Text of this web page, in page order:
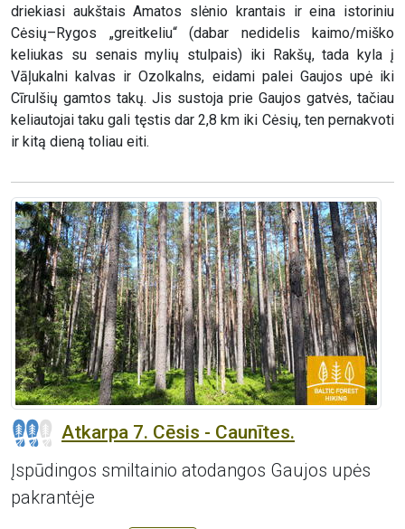
driekiasi aukštais Amatos slėnio krantais ir eina istoriniu
Cėsių–Rygos „greitkeliu“ (dabar nedidelis kaimo/miško
keliukas su senais mylių stulpais) iki Rakšų, tada kyla į
Vāļukalni kalvas ir Ozolkalns, eidami palei Gaujos upė iki
Cīrulšių gamtos takų. Jis sustoja prie Gaujos gatvės, tačiau
keliautojai taku gali tęstis dar 2,8 km iki Cėsių, ten pernakvoti
ir kitą dieną toliau eiti.
Atkarpa 7. Cēsis - Caunītes.
Įspūdingos smiltainio atodangos Gaujos upės
pakrantėje